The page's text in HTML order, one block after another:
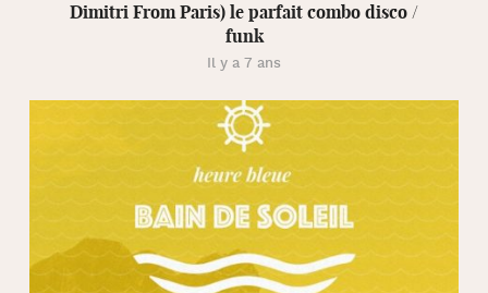
Dimitri From Paris) le parfait combo disco /
funk
Il y a 7 ans